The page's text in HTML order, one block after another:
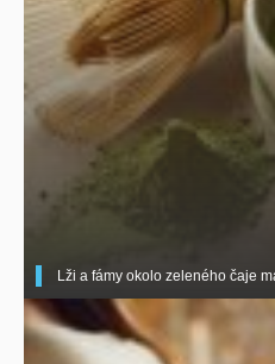
Lži a fámy okolo zeleného čaje